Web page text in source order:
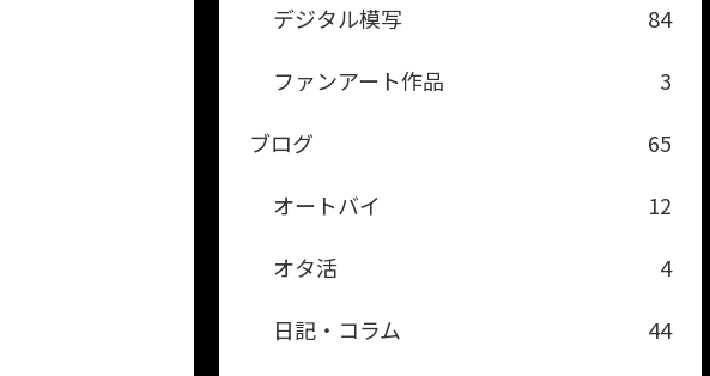
デジタル模写
84
ファンアート作品
3
ブログ
65
オートバイ
12
オタ活
4
日記・コラム
44